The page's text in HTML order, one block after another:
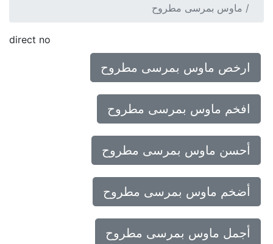
ماوس بمرسى مطروح
direct no
ارخص ماوس بمرسى مطروح
افخم ماوس بمرسى مطروح
أحسن ماوس بمرسى مطروح
أضخم ماوس بمرسى مطروح
أجمل ماوس بمرسى مطروح